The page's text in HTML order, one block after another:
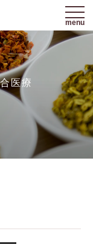
menu
医療